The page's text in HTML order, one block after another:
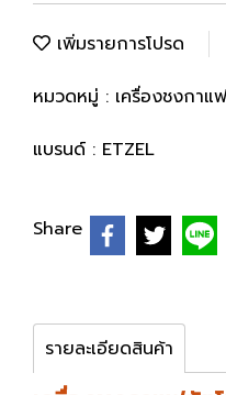
เพิ่มรายการโปรด
หมวดหมู่ : เครื่องชงกาแฟ
แบรนด์ : ETZEL
Share
รายละเอียดสินค้า